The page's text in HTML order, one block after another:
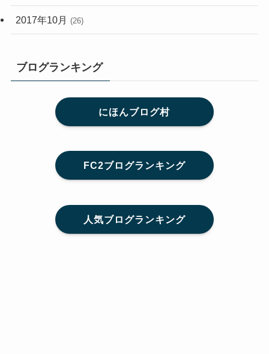
2017年10月 (26)
ブログランキング
にほんブログ村
FC2ブログランキング
人気ブログランキング